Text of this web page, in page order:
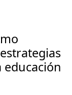
educación